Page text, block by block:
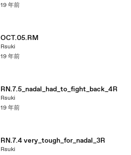
19 年前
OCT.05.RM
Rsuki
19 年前
RN.7.5_nadal_had_to_fight_back_4R
Rsuki
19 年前
RN.7.4 very_tough_for_nadal_3R
Rsuki